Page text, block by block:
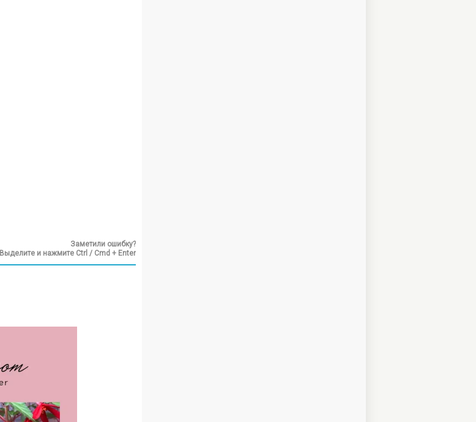
Заметили ошибку?
Выделите и нажмите Ctrl / Cmd + Enter